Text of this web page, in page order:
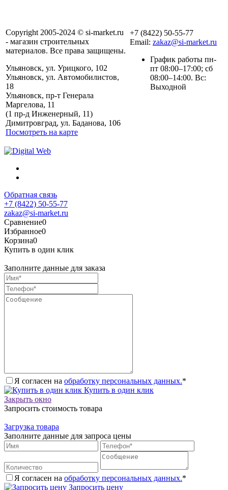
Copyright 2005-2024 © si-market.ru
- магазин строительных
материалов. Все права защищены.
Ульяновск, ул. Урицкого, 102
Ульяновск, ул. Автомобилистов,
18
Ульяновск, пр-т Генерала
Маргелова, 11
(1 пр-д Инженерный, 11)
Димитровград, ул. Баданова, 106
Посмотреть на карте
+7 (8422) 50-55-77
Email: zakaz@si-market.ru
График работы пн-
пт 08:00–17:00; сб
08:00–14:00. Вс:
Выходной
Обратная связь
+7 (8422) 50-55-77
zakaz@si-market.ru
Сравнение0
Избранное0
Корзина0
Купить в один клик
Заполните данные для заказа
Я согласен на обработку персональных данных.*
Купить в один клик
Закрыть окно
Запросить стоимость товара
Загрузка товара
Заполните данные для запроса цены
Я согласен на обработку персональных данных.*
Запросить цену